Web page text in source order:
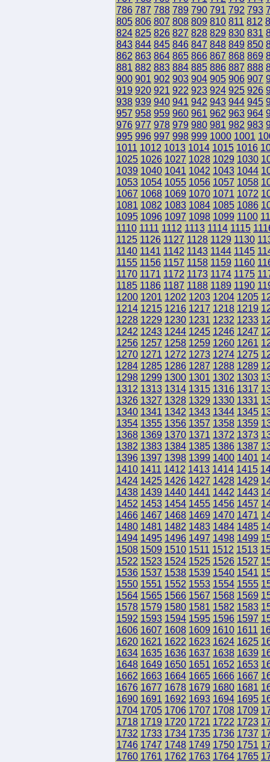
786 787 788 789 790 791 792 793
805 806 807 808 809 810 811 812
824 825 826 827 828 829 830 831
843 844 845 846 847 848 849 850
862 863 864 865 866 867 868 869
881 882 883 884 885 886 887 888
900 901 902 903 904 905 906 907
919 920 921 922 923 924 925 926
938 939 940 941 942 943 944 945
957 958 959 960 961 962 963 964
976 977 978 979 980 981 982 983
995 996 997 998 999 1000 1001
1011 1012 1013 1014 1015 1016
1025 1026 1027 1028 1029 1030
1039 1040 1041 1042 1043 1044
1053 1054 1055 1056 1057 1058
1067 1068 1069 1070 1071 1072
1081 1082 1083 1084 1085 1086
1095 1096 1097 1098 1099 1100
1110 1111 1112 1113 1114 1115
1125 1126 1127 1128 1129 1130
1140 1141 1142 1143 1144 1145
1155 1156 1157 1158 1159 1160
1170 1171 1172 1173 1174 1175
1185 1186 1187 1188 1189 1190
1200 1201 1202 1203 1204 1205
1214 1215 1216 1217 1218 1219
1228 1229 1230 1231 1232 1233
1242 1243 1244 1245 1246 1247
1256 1257 1258 1259 1260 1261
1270 1271 1272 1273 1274 1275
1284 1285 1286 1287 1288 1289
1298 1299 1300 1301 1302 1303
1312 1313 1314 1315 1316 1317
1326 1327 1328 1329 1330 1331
1340 1341 1342 1343 1344 1345
1354 1355 1356 1357 1358 1359
1368 1369 1370 1371 1372 1373
1382 1383 1384 1385 1386 1387
1396 1397 1398 1399 1400 1401
1410 1411 1412 1413 1414 1415
1424 1425 1426 1427 1428 1429
1438 1439 1440 1441 1442 1443
1452 1453 1454 1455 1456 1457
1466 1467 1468 1469 1470 1471
1480 1481 1482 1483 1484 1485
1494 1495 1496 1497 1498 1499
1508 1509 1510 1511 1512 1513
1522 1523 1524 1525 1526 1527
1536 1537 1538 1539 1540 1541
1550 1551 1552 1553 1554 1555
1564 1565 1566 1567 1568 1569
1578 1579 1580 1581 1582 1583
1592 1593 1594 1595 1596 1597
1606 1607 1608 1609 1610 1611
1620 1621 1622 1623 1624 1625
1634 1635 1636 1637 1638 1639
1648 1649 1650 1651 1652 1653
1662 1663 1664 1665 1666 1667
1676 1677 1678 1679 1680 1681
1690 1691 1692 1693 1694 1695
1704 1705 1706 1707 1708 1709
1718 1719 1720 1721 1722 1723
1732 1733 1734 1735 1736 1737
1746 1747 1748 1749 1750 1751
1760 1761 1762 1763 1764 1765